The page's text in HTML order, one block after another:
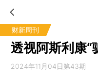
财新周刊
透视阿斯利康“
2024年11月04日第43期